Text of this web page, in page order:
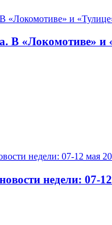
В «Локомотиве» и
недели: 07-